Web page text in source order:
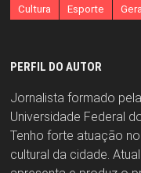
Cultura Esporte Geral
PERFIL DO AUTOR
Jornalista formado pela
Universidade Federal
Tenho forte atuação
cultural da cidade.